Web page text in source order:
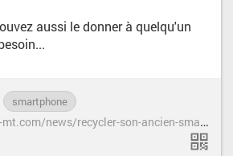
aussi le donner à quelqu'un
smartphone
h
ttp://www.android-mt.com/news/recycler-son-ancien-smartphone-46662